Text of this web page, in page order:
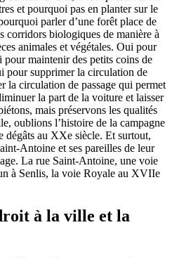
et pourquoi pas en planter sur le
parler d’une forêt place de
corridors biologiques de manière à
animales et végétales. Oui pour
maintenir des petits coins de
pour supprimer la circulation de
la circulation de passage qui permet
la part de la voiture et laisser
mais préservons les qualités
oublions l’histoire de la campagne
dégâts au XXe siècle. Et surtout,
Antoine et ses pareilles de leur
La rue Saint-Antoine, une voie
à Senlis, la voie Royale au XVIIe
à la ville et la